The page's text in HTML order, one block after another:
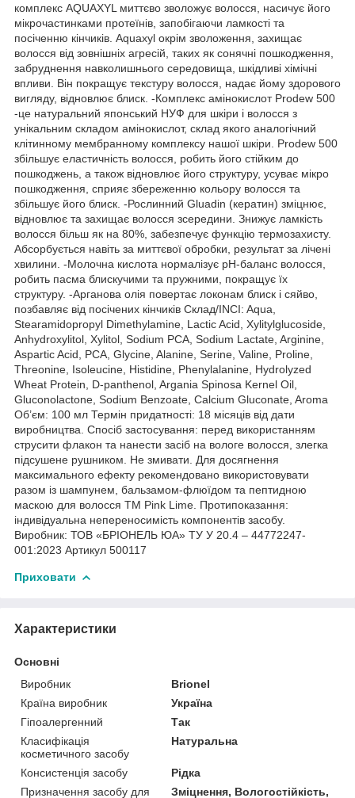
комплекс AQUAXYL миттєво зволожує волосся, насичує його
мікрочастинками протеїнів, запобігаючи ламкості та
посіченню кінчиків. Aquaxyl окрім зволоження, захищає
волосся від зовнішніх агресій, таких як сонячні пошкодження,
забруднення навколишнього середовища, шкідливі хімічні
впливи. Він покращує текстуру волосся, надає йому здорового
вигляду, відновлює блиск. -Комплекс амінокислот Prodew 500
-це натуральний японський НУФ для шкіри і волосся з
унікальним складом амінокислот, склад якого аналогічний
клітинному мембранному комплексу нашої шкіри. Prodew 500
збільшує еластичність волосся, робить його стійким до
пошкоджень, а також відновлює його структуру, усуває мікро
пошкодження, сприяє збереженню кольору волосся та
збільшує його блиск. -Рослинний Gluadin (кератин) зміцнює,
відновлює та захищає волосся зсередини. Знижує ламкість
волосся більш як на 80%, забезпечує функцію термозахисту.
Абсорбується навіть за миттєвої обробки, результат за лічені
хвилини. -Молочна кислота нормалізує pH-баланс волосся,
робить пасма блискучими та пружними, покращує їх
структуру. -Арганова олія повертає локонам блиск і сяйво,
позбавляє від посічених кінчиків Склад/INCI: Aqua,
Stearamidopropyl Dimethylamine, Lactic Acid, Xylitylglucoside,
Anhydroxylitol, Xylitol, Sodium PCA, Sodium Lactate, Arginine,
Aspartic Acid, PCA, Glycine, Alanine, Serine, Valine, Proline,
Threonine, Isoleucine, Histidine, Phenylalanine, Hydrolyzed
Wheat Protein, D-panthenol, Argania Spinosa Kernel Oil,
Gluconolactone, Sodium Benzoate, Calcium Gluconate, Aroma
Об’єм: 100 мл Термін придатності: 18 місяців від дати
виробництва. Спосіб застосування: перед використанням
струсити флакон та нанести засіб на вологе волосся, злегка
підсушене рушником. Не змивати. Для досягнення
максимального ефекту рекомендовано використовувати
разом із шампунем, бальзамом-флюїдом та пептидною
маскою для волосся ТМ Pink Lime. Протипоказання:
індивідуальна непереносимість компонентів засобу.
Виробник: ТОВ «БРІОНЕЛЬ ЮА» ТУ У 20.4 – 44772247-
001:2023 Артикул 500117
Приховати
Характеристики
Основні
Виробник
Brionel
Країна виробник
Україна
Гіпоалергенний
Так
Класифікація
косметичного засобу
Натуральна
Консистенція засобу
Рідка
Призначення засобу для
Зміцнення, Вологостійкість,